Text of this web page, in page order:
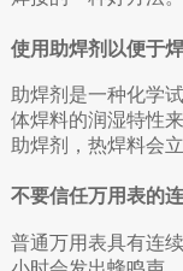
使用助焊剂以便于
助焊剂是一种化学
体焊料的润湿特性
助焊剂，热焊料会
不要信任万用表的
普通万用表具有连